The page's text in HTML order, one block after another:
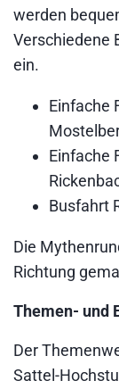
werden
Verschiedene
ein.
Einfache
Einfache
Busfahrt
Die
Richtung
Themen- und
Der
Sattel-